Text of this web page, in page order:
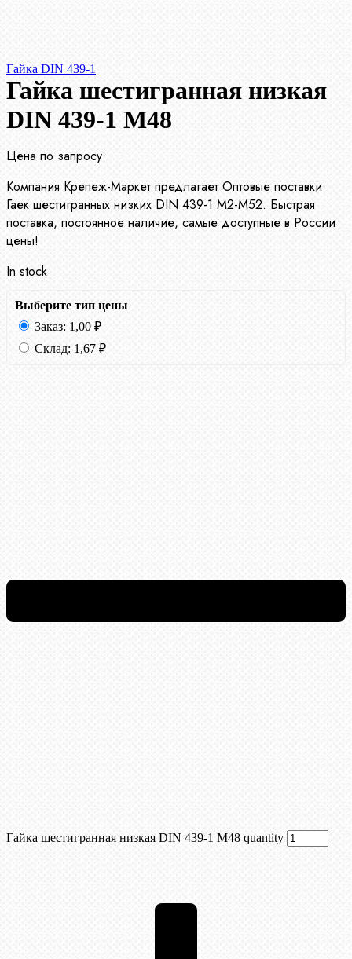
Гайка DIN 439-1
Гайка шестигранная низкая
DIN 439-1 М48
Цена по запросу
Компания Крепеж-Маркет предлагает Оптовые поставки
Гаек шестигранных низких DIN 439-1 М2-М52. Быстрая
поставка, постоянное наличие, самые доступные в России
цены!
In stock
Выберите тип цены
Заказ: 1,00 ₽
Склад: 1,67 ₽
Гайка шестигранная низкая DIN 439-1 М48 quantity